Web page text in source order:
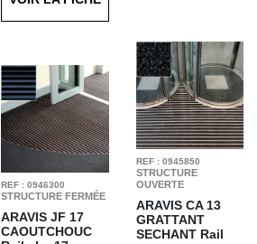
REF : 0945850
STRUCTURE
OUVERTE
ARAVIS CA 13
GRATTANT
SECHANT Rail
REF : 0946300
STRUCTURE FERMÉE
ARAVIS JF 17
CAOUTCHOUC